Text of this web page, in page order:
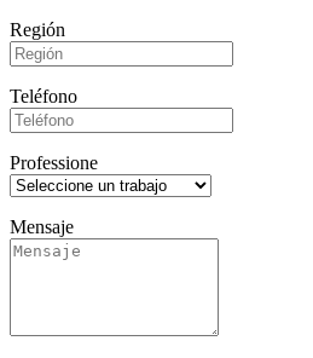
Región
Teléfono
Professione
Mensaje